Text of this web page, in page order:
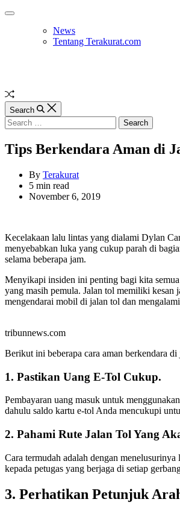
Skip
Off
News
Tentang Terakurat.com
Random
Article
Search
Search
for:
Tips Berkendara Aman di
By Terakurat
Estimated
read
5 min read
November 6, 2019
Kecelakaan lalu lintas yang dialami Dylan
menyebabkan luka yang cukup parah di
selama beberapa jam.
Menyikapi insiden ini penting bagi kita
yang masih pemula. Jalan tol memiliki kesan
mengendarai mobil di jalan tol dan
tribunnews.com
Berikut ini beberapa cara aman berkendara
1. Pastikan Uang E-Tol Cukup.
Pembayaran uang masuk untuk
dahulu saldo kartu e-tol Anda mencukupi
2. Pahami Rute Jalan Tol Yang
Cara termudah adalah dengan
kepada petugas yang berjaga di setiap
3. Perhatikan Petunjuk